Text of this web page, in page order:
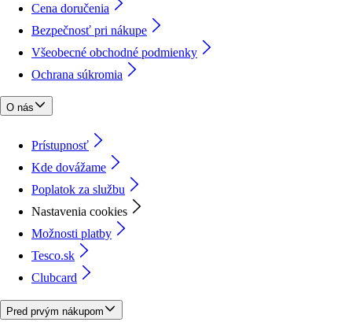
Cena doručenia
Bezpečnosť pri nákupe
Všeobecné obchodné podmienky
Ochrana súkromia
O nás
Prístupnosť
Kde dovážame
Poplatok za službu
Nastavenia cookies
Možnosti platby
Tesco.sk
Clubcard
Pred prvým nákupom